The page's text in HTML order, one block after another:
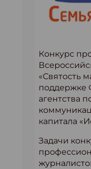
Конкурс
«Святость
поддержке
агентства
капитала
Задачи